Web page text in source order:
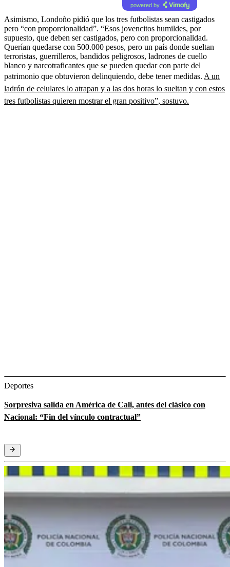
powered by
Asimismo, Londoño pidió que los tres futbolistas sean castigados
pero “con proporcionalidad”. “Esos jovencitos humildes, por
supuesto, que deben ser castigados, pero con proporcionalidad.
Querían quedarse con 500.000 pesos, pero un país donde sueltan
terroristas, guerrilleros, bandidos peligrosos, ladrones de cuello
blanco y narcotraficantes que se pueden quedar con parte del
patrimonio que obtuvieron delinquiendo, debe tener medidas. A un
ladrón de celulares lo atrapan y a las dos horas lo sueltan y con estos
tres futbolistas quieren mostrar el gran positivo”, sostuvo.
Deportes
Sorpresiva salida en América de Cali, antes del clásico con
Nacional: “Fin del vínculo contractual”